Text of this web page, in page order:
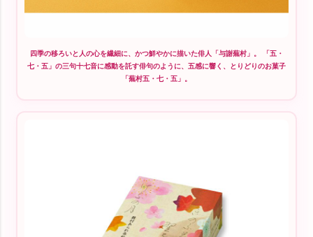
四季の移ろいと人の心を繊細に、かつ鮮やかに描いた俳人「与謝蕪村」。 「五・
七・五」の三句十七音に感動を託す俳句のように、五感に響く、とりどりのお菓子
「蕪村五・七・五」。